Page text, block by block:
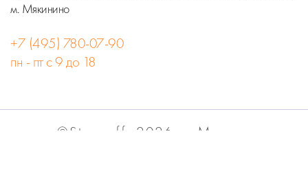
м. Мякинино
+7 (495) 780-07-90
пн - пт с 9 до 18
©Stormoff, 2026, г. Москва